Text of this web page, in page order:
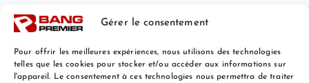
Gérer le consentement
Pour offrir les meilleures expériences, nous utilisons des technologies
telles que les cookies pour stocker et/ou accéder aux informations sur
l'appareil. Le consentement à ces technologies nous permettra de traiter
Mentions Légales